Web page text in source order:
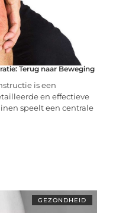
Terug naar Beweging
is een
en effectieve
speelt een centrale
GEZONDHEID